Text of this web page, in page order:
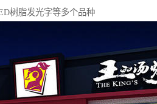
树脂发光字等多个品种